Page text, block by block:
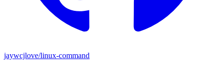
jaywcjlove/linux-command